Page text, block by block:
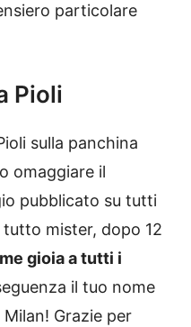
particolare
Pioli
sulla panchina
omaggiare il
pubblicato su tutti
mister, dopo 12
gioia a tutti i
il tuo nome
Grazie per